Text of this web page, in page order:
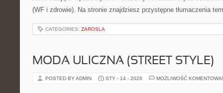
(WF i zdrowie). Na stronie znajdziesz przystępne tłumaczenia
CATEGORIES: ZAROSLA
MODA ULICZNA (STREET STYLE)
POSTED BY ADMIN STY - 14 - 2026 MOŻLIWOŚĆ